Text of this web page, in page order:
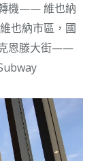
機—— 維也納
也納市區，國
恩滕大街——